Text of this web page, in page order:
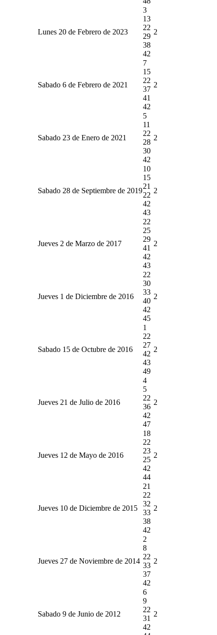
Lunes 20 de Febrero de 2023
3
13
22
29
38
42
2
Sabado 6 de Febrero de 2021
7
15
22
37
41
42
2
Sabado 23 de Enero de 2021
5
11
22
28
30
42
2
Sabado 28 de Septiembre de 2019
10
15
21
22
42
43
2
Jueves 2 de Marzo de 2017
22
25
29
41
42
43
2
Jueves 1 de Diciembre de 2016
22
30
33
40
42
45
2
Sabado 15 de Octubre de 2016
1
22
27
42
43
49
2
Jueves 21 de Julio de 2016
4
5
22
36
42
47
2
Jueves 12 de Mayo de 2016
18
22
23
25
42
44
2
Jueves 10 de Diciembre de 2015
21
22
32
33
38
42
2
Jueves 27 de Noviembre de 2014
2
8
22
33
37
42
2
Sabado 9 de Junio de 2012
6
9
22
31
42
2